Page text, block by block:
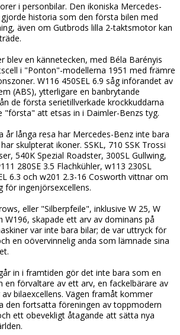
i personbilar. Den ikoniska Mercedes-
gjorde historia som den första bilen med
även om Gutbrods lilla 2-taktsmotor kan
blev en kännetecken, med Béla Barényis
i "Ponton"-modellerna 1951 med främre
W116 450SEL 6.9 såg införandet av
(ABS), ytterligare en banbrytande
de första serietillverkade krockkuddarna
att etsas in i Daimler-Benzs tyg.
år långa resa har Mercedes-Benz inte bara
skulpterat ikoner. SSKL, 710 SSK Trossi
540K Spezial Roadster, 300SL Gullwing,
280SE 3.5 Flachkühler, w113 230SL
6.3 och w201 2.3-16 Cosworth vittnar om
för ingenjörsexcellens.
eller "Silberpfeile", inklusive W 25, W
W196, skapade ett arv av dominans på
var inte bara bilar; de var uttryck för
en oövervinnelig anda som lämnade sina
in i framtiden gör det inte bara som en
en förvaltare av ett arv, en fackelbärare av
bilaexcellens. Vägen framåt kommer
den fortsatta föreningen av toppmodern
ett obevekligt åtagande att sätta nya